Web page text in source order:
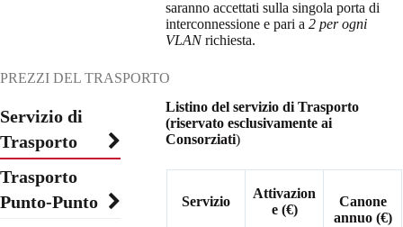
saranno accettati sulla singola porta di
interconnessione e pari a2 per ogni
VLANrichiesta.
PREZZI DEL TRASPORTO
Servizio di
Trasporto
Trasporto
Punto-Punto
Listino del servizio di Trasporto
(riservato esclusivamente ai
Consorziati)
Servizio
Attivazion
e (€)
Canone
annuo (€)